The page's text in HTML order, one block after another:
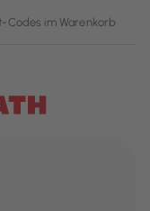
Codes im Warenkorb